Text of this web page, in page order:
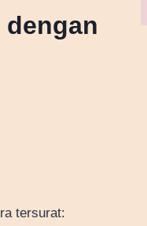
dengan
tersurat: